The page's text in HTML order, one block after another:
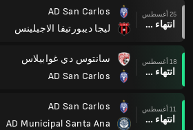
25 أغسطس
انتهاء وقت المباراة
AD San Carlos
ليجا ديبورتيفا الاجيلينس
18 أغسطس
انتهاء وقت المباراة
سانتوس دي غوابيلاس
AD San Carlos
11 أغسطس
انتهاء وقت المباراة
AD San Carlos
AD Municipal Santa Ana